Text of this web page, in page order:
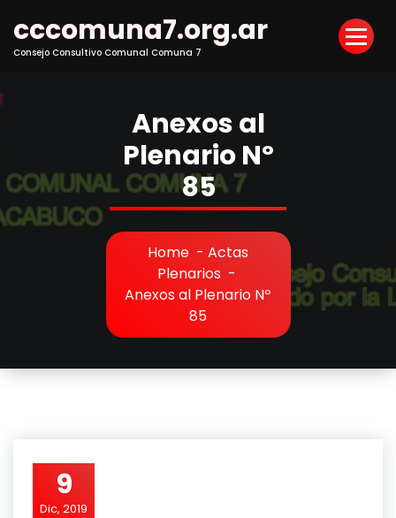
Content
cccomuna7.org.ar
Consejo Consultivo Comunal Comuna 7
Anexos al
Plenario Nº
85
Home - Actas
Plenarios -
Anexos al Plenario Nº
85
9
Dic, 2019